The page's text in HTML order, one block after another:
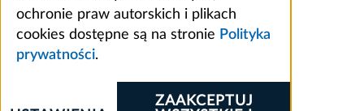
ochronie praw autorskich i plikach
cookies dostępne są na stronie Polityka
prywatności.
ZAAKCEPTUJ